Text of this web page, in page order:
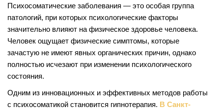
Психосоматические заболевания — это особая группа
патологий, при которых психологические факторы
значительно влияют на физическое здоровье человека.
Человек ощущает физические симптомы, которые
зачастую не имеют явных органических причин, однако
полностью исчезают при изменении психологического
состояния.
Одним из инновационных и эффективных методов работы
с психосоматикой становится гипнотерапия. В Санкт-